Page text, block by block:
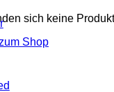
sich keine
Shop